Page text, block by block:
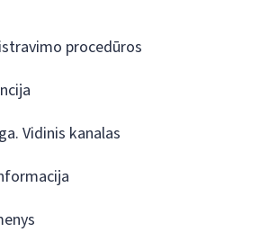
procedūros
Vidinis kanalas